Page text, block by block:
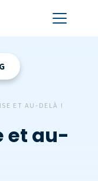
ET AU-DELÀ !
et au-